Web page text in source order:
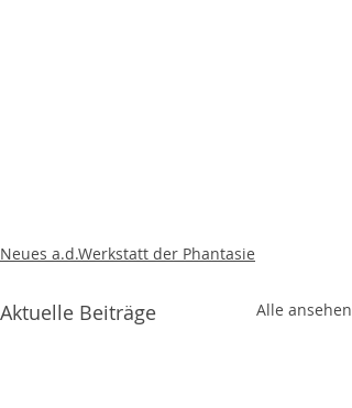
Neues a.d.Werkstatt der Phantasie
Aktuelle Beiträge Alle ansehen